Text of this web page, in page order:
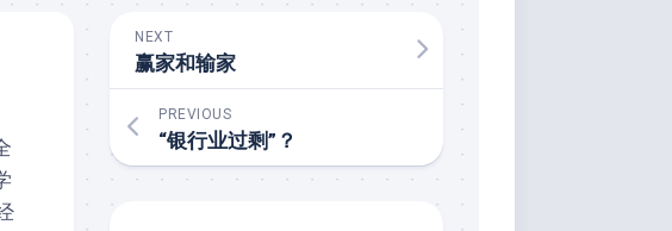
NEXT
赢家和输家
PREVIOUS
“银行业过剩”？